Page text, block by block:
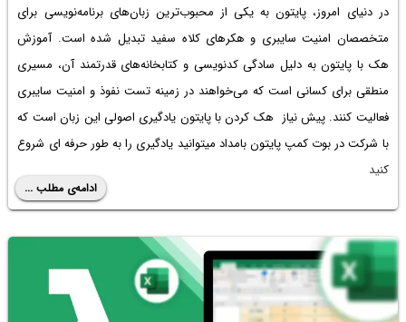
در دنیای امروز، پایتون به یکی از محبوب‌ترین زبان‌های برنامه‌نویسی برای
متخصصان امنیت سایبری و هکرهای کلاه سفید تبدیل شده است. آموزش
هک با پایتون به دلیل سادگی کدنویسی و کتابخانه‌های قدرتمند آن، مسیری
منطقی برای کسانی است که می‌خواهند در زمینه تست نفوذ و امنیت سایبری
فعالیت کنند. پیش نیاز هک کردن با پایتون یادگیری اصولی این زبان است که
با شرکت در بوت کمپ پایتون بامداد میتوانید یادگیری را به طور حرفه ای شروع
کنید
ادامه‌ی مطلب ...